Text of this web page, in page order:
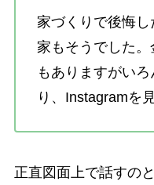
家づくりで後悔
家もそうでした
もありますがい
り、Instagramを
正直図面上で話すの